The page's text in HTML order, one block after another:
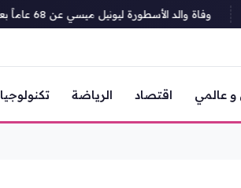
وفاة والد الأسطورة ليونيل ميسي عن 68 عاماً بعد صراع مع المرض
و عالمي اقتصاد الرياضة تكنولوجيا